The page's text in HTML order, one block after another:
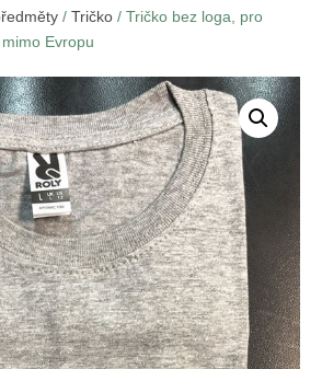
/ Tričko / Tričko bez loga, pro
Evropu